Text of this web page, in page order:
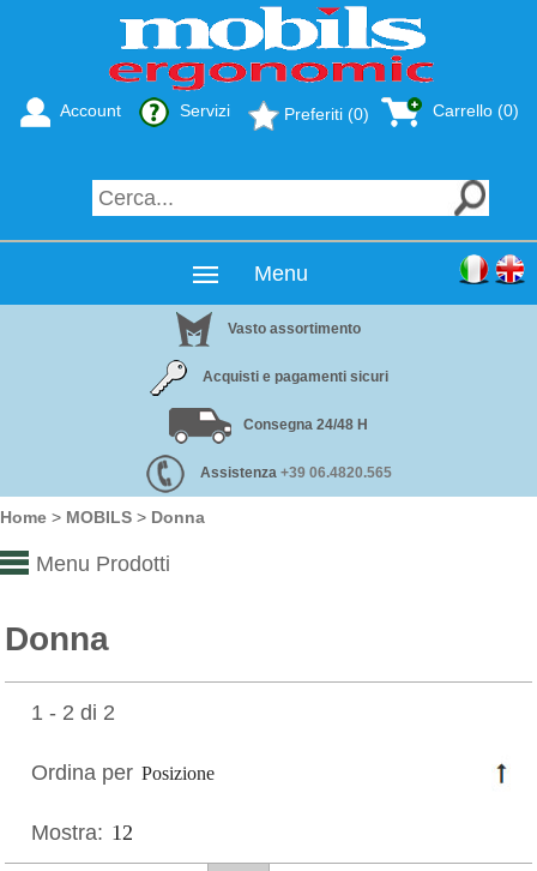
Carrello (0)
Preferiti (0)
Servizi
Account
Menu
Vasto assortimento
Acquisti e pagamenti sicuri
Consegna 24/48 H
Assistenza +39 06.4820.565
Home > MOBILS > Donna
Menu Prodotti
Donna
1 - 2 di 2
Ordina per
Mostra: